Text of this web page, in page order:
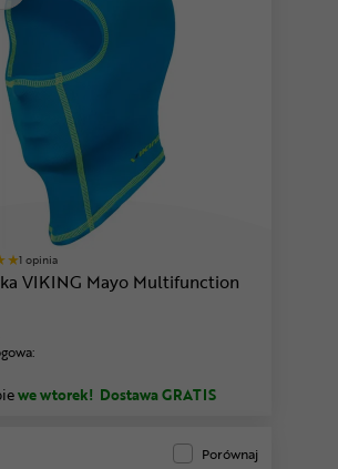
1 opinia
VIKING Mayo Multifunction
we wtorek! Dostawa GRATIS
Porównaj